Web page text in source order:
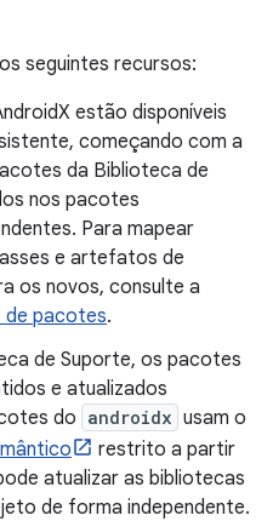
seguintes recursos:
estão disponíveis
começando com a
da Biblioteca de
nos pacotes
Para mapear
e artefatos de
os novos, consulte a
pacotes.
de Suporte, os pacotes
e atualizados
do androidx usam o
restrito a partir
atualizar as bibliotecas
de forma independente.